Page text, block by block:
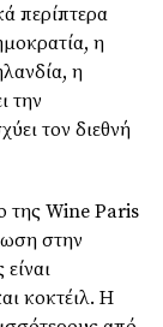
περίπτερα
η
η
την
τον διεθνή
της Wine Paris
στην
κοκτέιλ. Η